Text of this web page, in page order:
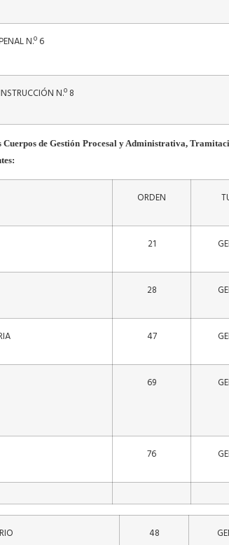
N.º 6
N.º 8
de Gestión Procesal yAdministrativa,
ORDEN
21
28
47
69
76
48